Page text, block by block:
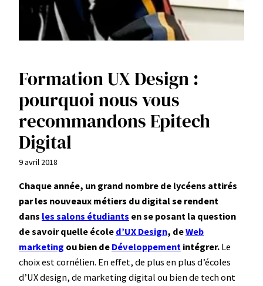
Formation UX Design :
pourquoi nous vous
recommandons Epitech
Digital
9 avril 2018
Chaque année, un grand nombre de lycéens attirés
par les nouveaux métiers du digital se rendent
dans les salons étudiants en se posant la question
de savoir quelle école d’UX Design, deWeb
marketing ou bien de Développement intégrer. Le
choix est cornélien. En effet, de plus en plus d’écoles
d’UX design, de marketing digital ou bien de tech ont